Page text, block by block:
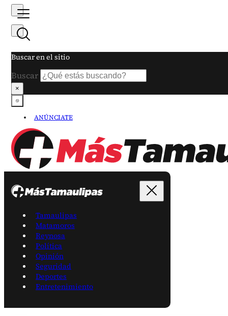
Buscar en el sitio
Buscar
×
ANÚNCIATE
Tamaulipas
Matamoros
Reynosa
Política
Opinión
Seguridad
Deportes
Entretenimiento